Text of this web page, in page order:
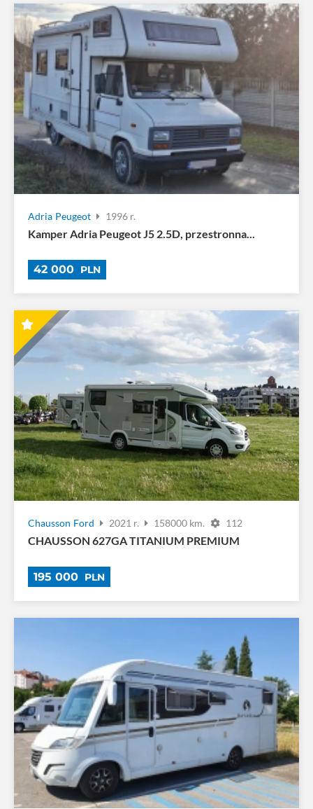
Adria Peugeot 1996 r.
Kamper Adria Peugeot J5 2.5D, przestronna...
42 000 PLN
Chausson Ford 2021 r. 158000 km. 112
CHAUSSON 627GA TITANIUM PREMIUM
195 000 PLN